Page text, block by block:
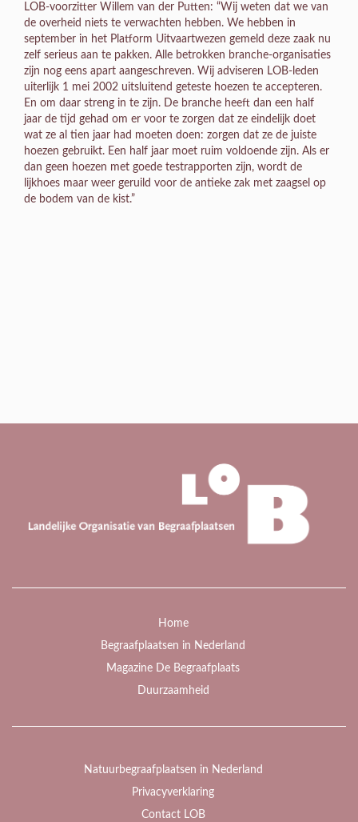
LOB-voorzitter Willem van der Putten: “Wij weten dat we van
de overheid niets te verwachten hebben. We hebben in
september in het Platform Uitvaartwezen gemeld deze zaak nu
zelf serieus aan te pakken. Alle betrokken branche-organisaties
zijn nog eens apart aangeschreven. Wij adviseren LOB-leden
uiterlijk 1 mei 2002 uitsluitend geteste hoezen te accepteren.
En om daar streng in te zijn. De branche heeft dan een half
jaar de tijd gehad om er voor te zorgen dat ze eindelijk doet
wat ze al tien jaar had moeten doen: zorgen dat ze de juiste
hoezen gebruikt. Een half jaar moet ruim voldoende zijn. Als er
dan geen hoezen met goede testrapporten zijn, wordt de
lijkhoes maar weer geruild voor de antieke zak met zaagsel op
de bodem van de kist.”
Home
Begraafplaatsen in Nederland
Magazine De Begraafplaats
Duurzaamheid
Natuurbegraafplaatsen in Nederland
Privacyverklaring
Contact LOB